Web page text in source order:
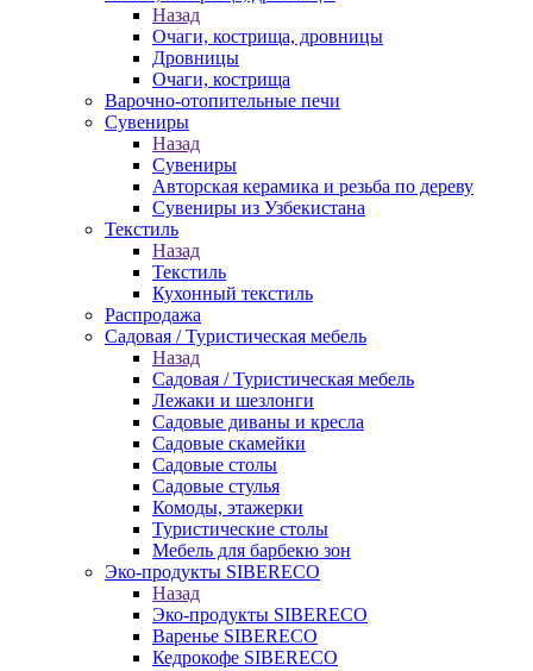
Назад
Очаги, кострища, дровницы
Дровницы
Очаги, кострища
Варочно-отопительные печи
Сувениры
Назад
Сувениры
Авторская керамика и резьба по дереву
Сувениры из Узбекистана
Текстиль
Назад
Текстиль
Кухонный текстиль
Распродажа
Садовая / Туристическая мебель
Назад
Садовая / Туристическая мебель
Лежаки и шезлонги
Садовые диваны и кресла
Садовые скамейки
Садовые столы
Садовые стулья
Комоды, этажерки
Туристические столы
Мебель для барбекю зон
Эко-продукты SIBERECO
Назад
Эко-продукты SIBERECO
Варенье SIBERECO
Кедрокофе SIBERECO